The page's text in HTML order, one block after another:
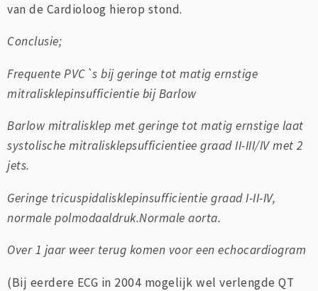
van de Cardioloog hierop stond.
Conclusie;
Frequente PVC`s bij geringe tot matig ernstige
mitralisklepinsufficientie bij Barlow
Barlow mitralisklep met geringe tot matig ernstige laat
systolische mitralisklepsufficientiee graad II-III/IV met 2
jets.
Geringe tricuspidalisklepinsufficientie graad I-II-IV,
normale polmodaaldruk.Normale aorta.
Over 1 jaar weer terug komen voor een echocardiogram
(Bij eerdere ECG in 2004 mogelijk wel verlengde QT